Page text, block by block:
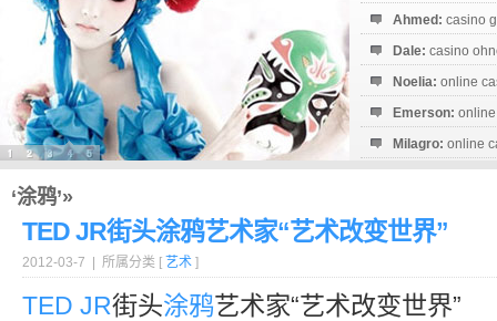
Ahmed: casino
Dale: casino
Noelia: online
Emerson:
Milagro: online
‘涂鸦’»
TED JR街头涂鸦艺术家“艺术改变世界”
2012-03-7 | 所属分类 [ 艺术 ]
TED JR街头涂鸦艺术家“艺术改变世界”